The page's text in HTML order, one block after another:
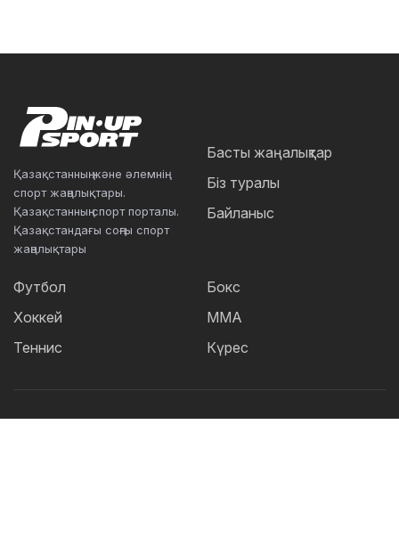
Қазақстанның және әлемнің
спорт жаңалықтары.
Қазақстанның спорт порталы.
Қазақстандағы соңғы спорт
жаңалықтары
Басты жаңалықтар
Біз туралы
Байланыс
Футбол
Хоккей
Теннис
Бокс
ММА
Күрес